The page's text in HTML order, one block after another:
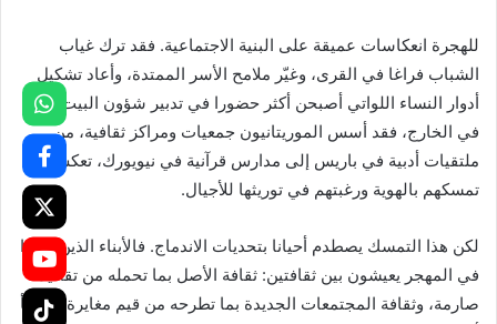
للهجرة انعكاسات عميقة على البنية الاجتماعية. فقد ترك غياب
الشباب فراغا في القرى، وغيّر ملامح الأسر الممتدة، وأعاد تشكيل
أدوار النساء اللواتي أصبحن أكثر حضورا في تدبير شؤون البيت. أما
في الخارج، فقد أسس الموريتانيون جمعيات ومراكز ثقافية، من
ملتقيات أدبية في باريس إلى مدارس قرآنية في نيويورك، تعكس
تمسكهم بالهوية ورغبتهم في توريثها للأجيال.
لكن هذا التمسك يصطدم أحيانا بتحديات الاندماج. فالأبناء الذين وُلدوا
في المهجر يعيشون بين ثقافتين: ثقافة الأصل بما تحمله من تقاليد
صارمة، وثقافة المجتمعات الجديدة بما تطرحه من قيم مغايرة، لتنشأ